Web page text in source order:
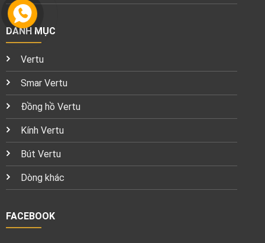
DANH MỤC
Vertu
Smar Vertu
Đồng hồ Vertu
Kính Vertu
Bút Vertu
Dòng khác
FACEBOOK